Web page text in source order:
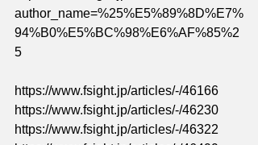
author_name=%25%E5%89%8D%E7%
94%B0%E5%BC%98%E6%AF%85%2
5
https://www.fsight.jp/articles/-/46166
https://www.fsight.jp/articles/-/46230
https://www.fsight.jp/articles/-/46322